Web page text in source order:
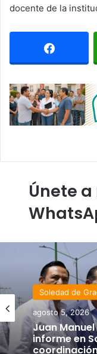
docente de la
Únete
Soledad de
agosto 5, 2026
Juan
informe en